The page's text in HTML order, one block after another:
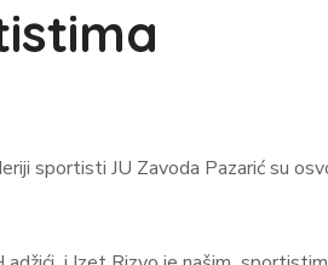
sportisti JU Zavoda Pazarić su